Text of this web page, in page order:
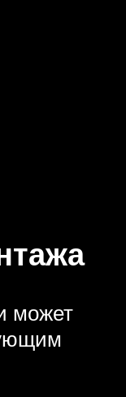
может